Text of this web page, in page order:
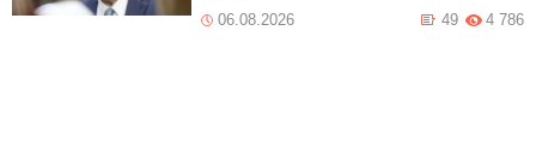
06.08.2026 4 786
49